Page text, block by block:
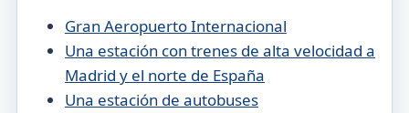
Gran Aeropuerto Internacional
Una estación con trenes de alta velocidad a
Madrid y el norte de España
Una estación de autobuses